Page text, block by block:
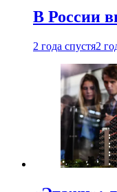
В России
2 года спустя2